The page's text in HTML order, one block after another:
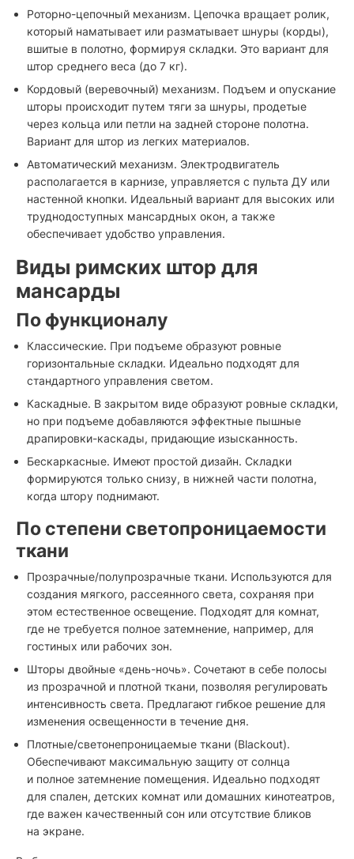
Роторно-цепочный механизм. Цепочка вращает ролик,
который наматывает или разматывает шнуры (корды),
вшитые в полотно, формируя складки. Это вариант для
штор среднего веса (до 7 кг).
Кордовый (веревочный) механизм. Подъем и опускание
шторы происходит путем тяги за шнуры, продетые
через кольца или петли на задней стороне полотна.
Вариант для штор из легких материалов.
Автоматический механизм. Электродвигатель
располагается в карнизе, управляется с пульта ДУ или
настенной кнопки. Идеальный вариант для высоких или
труднодоступных мансардных окон, а также
обеспечивает удобство управления.
Виды римских штор для
мансарды
По функционалу
Классические. При подъеме образуют ровные
горизонтальные складки. Идеально подходят для
стандартного управления светом.
Каскадные. В закрытом виде образуют ровные складки,
но при подъеме добавляются эффектные пышные
драпировки-каскады, придающие изысканность.
Бескаркасные. Имеют простой дизайн. Складки
формируются только снизу, в нижней части полотна,
когда штору поднимают.
По степени светопроницаемости
ткани
Прозрачные/полупрозрачные ткани. Используются для
создания мягкого, рассеянного света, сохраняя при
этом естественное освещение. Подходят для комнат,
где не требуется полное затемнение, например, для
гостиных или рабочих зон.
Шторы двойные «день-ночь». Сочетают в себе полосы
из прозрачной и плотной ткани, позволяя регулировать
интенсивность света. Предлагают гибкое решение для
изменения освещенности в течение дня.
Плотные/светонепроницаемые ткани (Blackout).
Обеспечивают максимальную защиту от солнца
и полное затемнение помещения. Идеально подходят
для спален, детских комнат или домашних кинотеатров,
где важен качественный сон или отсутствие бликов
на экране.